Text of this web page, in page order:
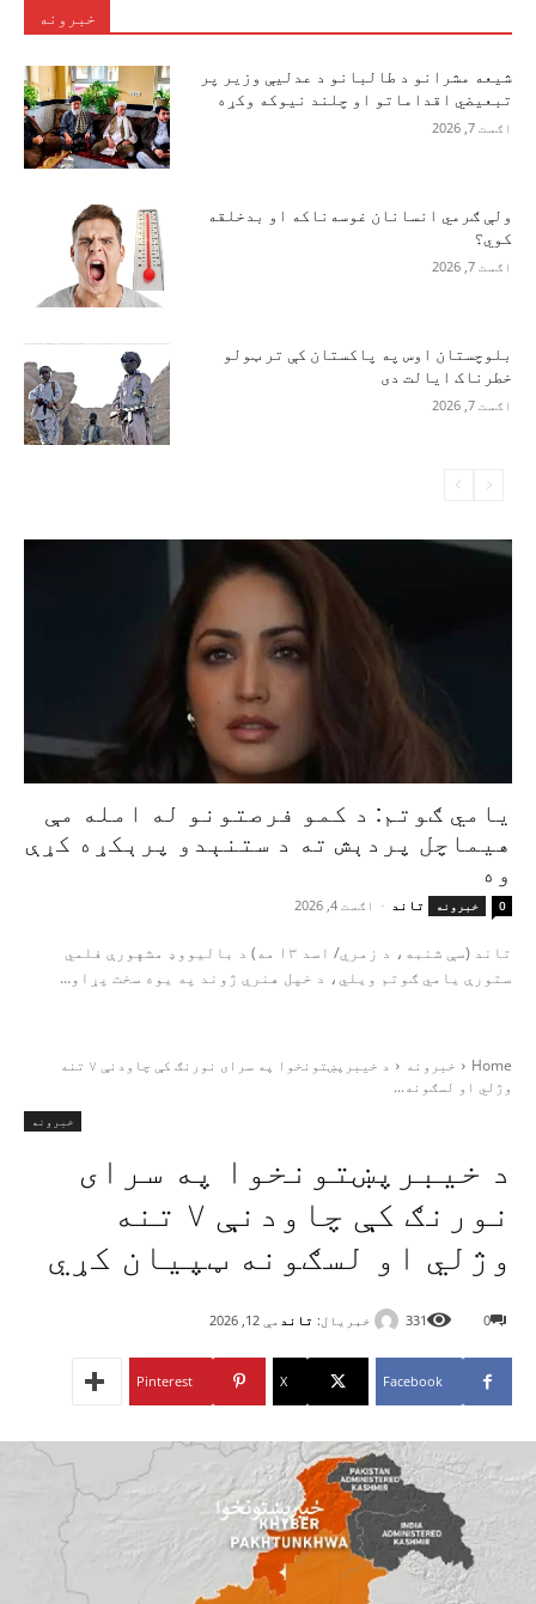
خبرونه
شیعه مشرانو د طالبانو د عدلیې وزیر پر
تبعیضي اقداماتو او چلند نیوکه وکړه
اګست 7, 2026
ولې ګرمي انسانان غوسه‌ناکه او بدخلقه
کوي؟
اګست 7, 2026
بلوچستان اوس په پاکستان کې تر ټولو
خطرناک ایالت دی
اګست 7, 2026
یامي ګوتم: د کمو فرصتونو له امله مې
هیماچل پردېش ته د ستنېدو پرېکړه کړې
وه
خبرونه تاند - اګست 4, 2026 0
تاند (سې شنبه، د زمري/ اسد ۱۳ مه) د بالیووډ مشهورې فلمي
ستورې یامي ګوتم ویلي، د خپل هنري ژوند په یوه سخت پړاو...